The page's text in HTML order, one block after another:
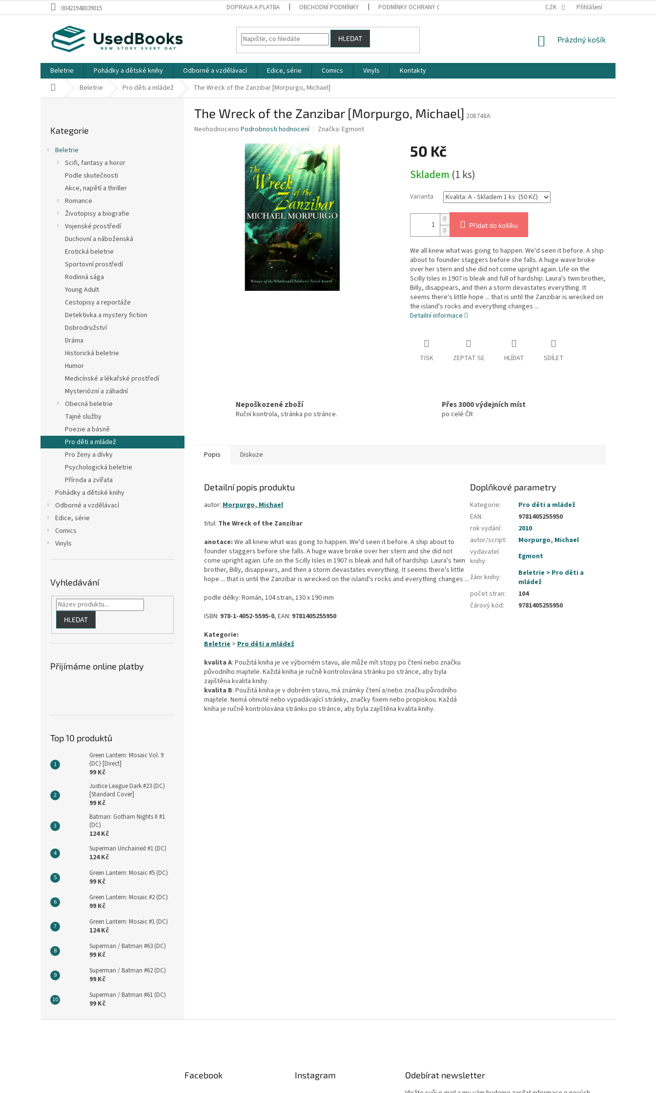
na
00421948039015 DOPRAVA A PLATBA OBCHODNÍ PODMÍNKY PODMÍNKY OCHRANY OSOBNÍCH ÚDAJŮ CZK Přihlášení
HLEDAT
NÁKUPNÍ
Prázdný košík
Beletrie Pohádky a dětské knihy Odborné a vzdělávací Edice, série Comics Vinyls
Kontakty
Domů Beletrie Pro děti a mládež The Wreck of the Zanzibar [Morpurgo, Michael]
kategorie
Kategorie
Beletrie
Scifi, fantasy a horor
Podle skutečnosti
Akce, napětí a thriller
Romance
Životopisy a biografie
Vojenské prostředí
Duchovní a náboženská
Erotická beletrie
Sportovní prostředí
Rodinná sága
Young Adult
Cestopisy a reportáže
Detektivka a mystery fiction
Dobrodružství
Dráma
Historická beletrie
Humor
Medicínské a lékařské prostředí
Mysteriózní a záhadní
Obecná beletrie
Tajné služby
Poezie a básně
Pro děti a mládež
Pro ženy a dívky
Psychologická beletrie
Příroda a zvířata
Pohádky a dětské knihy
Odborné a vzdělávací
Edice, série
Comics
Vinyls
Vyhledávání
HLEDAT
Přijímáme online platby
Top 10 produktů
Green Lantern: Mosaic Vol. 9
(DC) [Direct]
99 Kč
Justice League Dark #23 (DC)
[Standard Cover]
99 Kč
Batman: Gotham Nights II #1
(DC)
124 Kč
Superman Unchained #1 (DC)
124 Kč
Green Lantern: Mosaic #5 (DC)
99 Kč
Green Lantern: Mosaic #2 (DC)
99 Kč
Green Lantern: Mosaic #1 (DC)
124 Kč
Superman / Batman #63 (DC)
99 Kč
Superman / Batman #62 (DC)
99 Kč
Superman / Batman #61 (DC)
99 Kč
The Wreck of the Zanzibar [Morpurgo, Michael] 208748A
Průměrné
Neohodnoceno Podrobnosti hodnocení Značka: Egmont
50 Kč
cena:
Skladem (1 ks)
Varianta
Přidat do košíku
We all knew what was going to happen. We'd seen it before. A ship
about to founder staggers before she falls. A huge wave broke
over her stern and she did not come upright again. Life on the
Scilly Isles in 1907 is bleak and full of hardship. Laura's twin brother,
Billy, disappears, and then a storm devastates everything. It
seems there's little hope ... that is until the Zanzibar is wrecked on
the island's rocks and everything changes ...
Detailní informace
TISK ZEPTAT SE HLÍDAT SDÍLET
Nepoškozené zboží
Ruční kontrola, stránka po stránce.
Přes 3000 výdejních míst
po celé ČR
Popis Diskuze
Detailní popis produktu
autor: Morpurgo, Michael
titul: The Wreck of the Zanzibar
anotace: We all knew what was going to happen. We'd seen it before. A ship about to
founder staggers before she falls. A huge wave broke over her stern and she did not
come upright again. Life on the Scilly Isles in 1907 is bleak and full of hardship. Laura's twin
brother, Billy, disappears, and then a storm devastates everything. It seems there's little
hope ... that is until the Zanzibar is wrecked on the island's rocks and everything changes ...
podle délky: Román, 104 stran, 130 x 190 mm
ISBN: 978-1-4052-5595-0, EAN: 9781405255950
Kategorie:
Beletrie > Pro děti a mládež
kvalita A: Použitá kniha je ve výborném stavu, ale může mít stopy po čtení nebo značku
původního majitele. Každá kniha je ručně kontrolována stránku po stránce, aby byla
zajištěna kvalita knihy.
kvalita B: Použitá kniha je v dobrém stavu, má známky čtení a/nebo značku původního
majitele. Nemá ohnuté nebo vypadávající stránky, značky fixem nebo propiskou. Každá
kniha je ručně kontrolována stránku po stránce, aby byla zajištěna kvalita knihy.
Doplňkové parametry
Kategorie:
Pro děti a mládež
EAN:
9781405255950
rok vydání:
2010
autor/script:
Morpurgo, Michael
vydavatel
knihy: Egmont
žánr knihy:
Beletrie > Pro děti a
mládež
počet stran:
104
čárový kód: 9781405255950
Facebook Instagram Odebírat newsletter